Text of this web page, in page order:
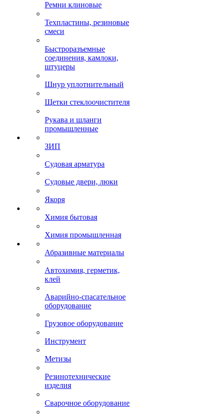
Ремни клиновые
Техпластины, резиновые
смеси
Быстроразъемные
соединения, камлоки,
штуцеры
Шнур уплотнительный
Щетки стеклоочистителя
Рукава и шланги
промышленные
ЗИП
Судовая арматура
Судовые двери, люки
Якоря
Химия бытовая
Химия промышленная
Абразивные материалы
Автохимия, герметик,
клей
Аварийно-спасательное
оборудование
Грузовое оборудование
Инструмент
Метизы
Резинотехнические
изделия
Сварочное оборудование